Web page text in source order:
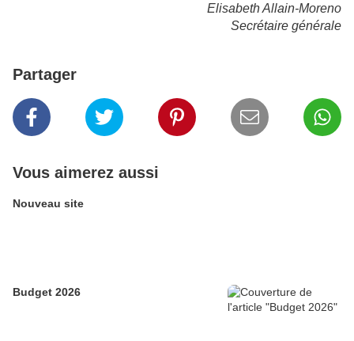
Elisabeth Allain-Moreno
Secrétaire générale
Partager
Vous aimerez aussi
Nouveau site
Budget 2026